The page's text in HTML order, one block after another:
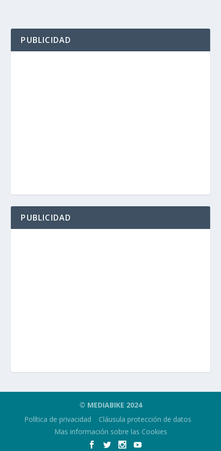
PUBLICIDAD
PUBLICIDAD
© MEDIABIKE 2024
Política de privacidad
Cláusula protección de datos
Mas información sobre las Cookies